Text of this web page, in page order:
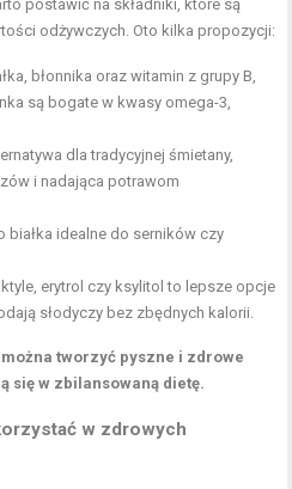
postawić na składniki, które są
odżywczych. Oto kilka propozycji:
błonnika oraz witamin z grupy B,
są bogate w kwasy omega-3,
dla tradycyjnej śmietany,
i nadająca potrawom
białka idealne do serników czy
erytrol czy ksylitol to lepsze opcje
słodyczy bez zbędnych kalorii.
tworzyć pyszne i zdrowe
się w zbilansowaną dietę.
w zdrowych